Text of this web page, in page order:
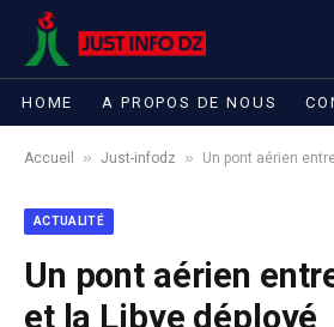
HOME A PROPOS DE NOUS
Accueil » Just-infodz » Un pont aérien entre
ACTUALITÉ
Un pont aérien
et la Libye déployé